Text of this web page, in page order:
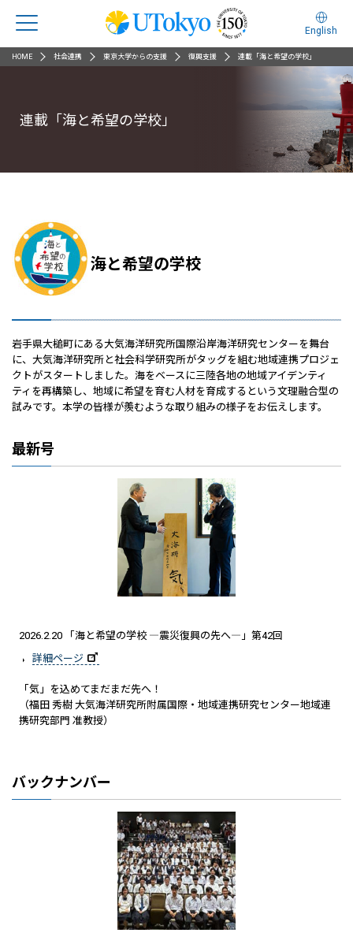
English
HOME 社会連携 東京大学からの支援 復興支援 連載「海と希望の学校」
連載「海と希望の学校」
海と希望の学校
岩手県大槌町にある大気海洋研究所国際沿岸海洋研究センターを舞台
に、大気海洋研究所と社会科学研究所がタッグを組む地域連携プロジェ
クトがスタートしました。海をベースに三陸各地の地域アイデンティ
ティを再構築し、地域に希望を育む人材を育成するという文理融合型の
試みです。本学の皆様が羨むような取り組みの様子をお伝えします。
最新号
2026.2.20 「海と希望の学校 ―震災復興の先へ―」第42回
詳細ページ
「気」を込めてまだまだ先へ！
（福田 秀樹 大気海洋研究所附属国際・地域連携研究センター地域連
携研究部門 准教授）
バックナンバー